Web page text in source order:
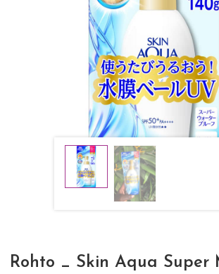
Rohto _ Skin Aqua Super